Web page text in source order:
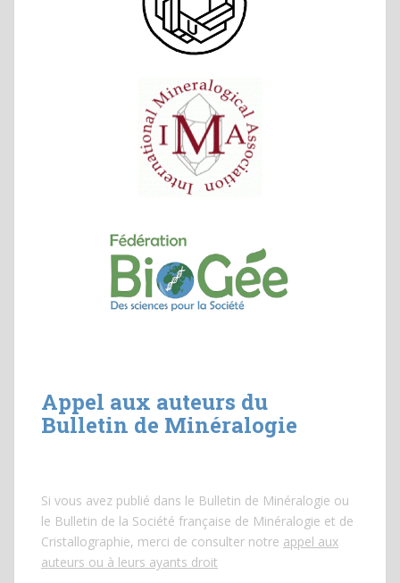
Appel aux auteurs du
Bulletin de Minéralogie
Si vous avez publié dans le Bulletin de Minéralogie ou
le Bulletin de la Société française de Minéralogie et de
Cristallographie, merci de consulter notre appel aux
auteurs ou à leurs ayants droit